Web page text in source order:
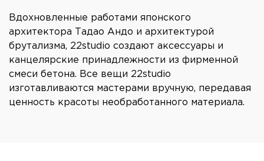
Вдохновленные работами японского
архитектора Тадао Андо и архитектурой
брутализма, 22studio создают аксессуары и
канцелярские принадлежности из фирменной
смеси бетона. Все вещи 22studio
изготавливаются мастерами вручную, передавая
ценность красоты необработанного материала.